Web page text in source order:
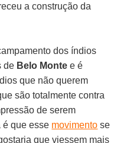
a construção da
dos índios
de Belo Monte e é
que não querem
são totalmente contra
de serem
é que esse movimento se
que viessem mais